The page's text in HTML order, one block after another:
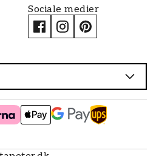
Sociale medier